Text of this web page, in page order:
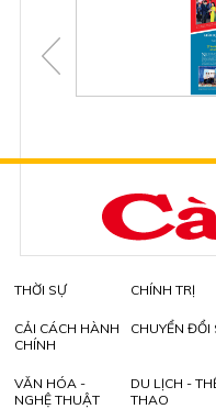
THỜI SỰ CHÍNH TRỊ
CẢI CÁCH HÀNH
CHÍNH
CHUYỂN ĐỔI
VĂN HÓA -
NGHỆ THUẬT
DU LỊCH -
THAO